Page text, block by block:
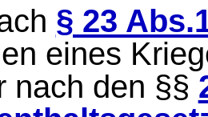
§ 23
eines
nach den §§